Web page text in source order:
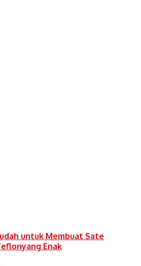
untuk Membuat Sate
Enak